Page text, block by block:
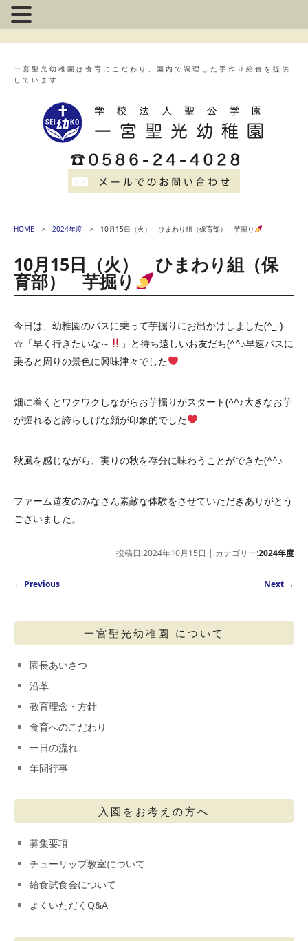
一宮聖光幼稚園は食育にこだわり、園内で調理した手作り給食を提供
しています
HOME 2024年度 10月15日（火） ひまわり組（保育部） 芋掘り
10月15日（火） ひまわり組（保
育部） 芋掘り
今日は、幼稚園のバスに乗って芋掘りにお出かけしました(^_-)-
☆「早く行きたいな～
」と待ち遠しいお友だち(^^♪早速バスに
乗ると周りの景色に興味津々でした
畑に着くとワクワクしながらお芋掘りがスタート(^^♪大きなお芋
が掘れると誇らしげな顔が印象的でした
秋風を感じながら、実りの秋を存分に味わうことができた(^^♪
ファーム遊友のみなさん素敵な体験をさせていただきありがとう
ございました。
投稿日:2024年10月15日 | カテゴリー:2024年度
Post navigation
← Previous Next →
一宮聖光幼稚園 について
園長あいさつ
沿革
教育理念・方針
食育へのこだわり
一日の流れ
年間行事
入園をお考えの方へ
募集要項
チューリップ教室について
給食試食会について
よくいただくQ&A